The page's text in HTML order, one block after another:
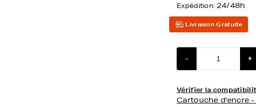
Expédition: 24/48h
Livraison Gratuite
- +
Vérifier la
Cartouche d'encre -